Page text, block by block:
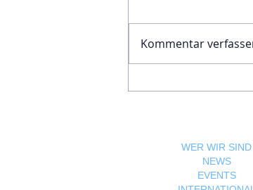
Ägypten und
Kommentar
WER WIR SIND
NEWS
EVENTS